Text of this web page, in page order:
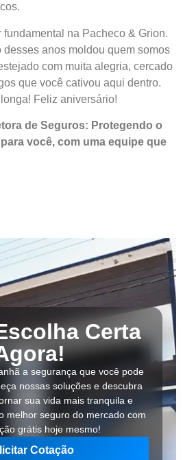
fundamental na Pacheco & Grion.
anos moldou quem somos
com muita alegria, cercado
que você cativou aqui dentro.
Feliz aniversário!
de Seguros: Protegendo o
você, com uma equipe que
Certa
a segurança que você pode
nossas soluções e descubra
sua vida mais tranquila e
melhor seguro do mercado com
grátis hoje mesmo!
Cotação